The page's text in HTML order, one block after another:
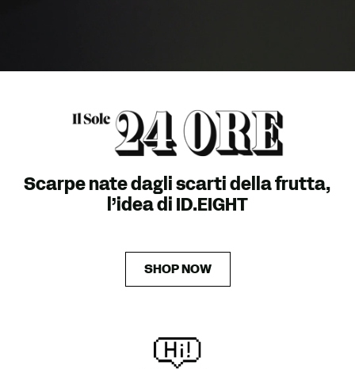
Scarpe nate dagli scarti della frutta,
l’idea di ID.EIGHT
SHOP NOW